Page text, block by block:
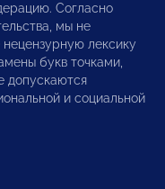
Согласно
мы не
лексику
букв точками,
допускаются
и социальной